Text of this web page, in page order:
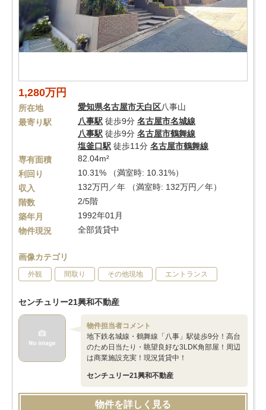
1,280万円
所在地 愛知県名古屋市天白区八事山
最寄り駅
八事駅 徒歩9分 名古屋市名城線
八事駅 徒歩9分 名古屋市鶴舞線
塩釜口駅 徒歩11分 名古屋市鶴舞線
専有面積
82.04m²
利回り
10.31% （満室時: 10.31%）
収入
132万円／年 （満室時: 132万円／年）
階数
2/5階
築年月
1992年01月
物件現況
全部賃貸中
画像カテゴリ
外観 間取り その他現地 エントランス
センチュリー21興和不動産
物件担当者コメント
地下鉄名城線・鶴舞線「八事」駅徒歩9分！高台
のため日当たり・眺望良好な3LDK角部屋！周辺
は商業施設充実！現況賃貸中！
センチュリー21興和不動産
物件を詳しく見る